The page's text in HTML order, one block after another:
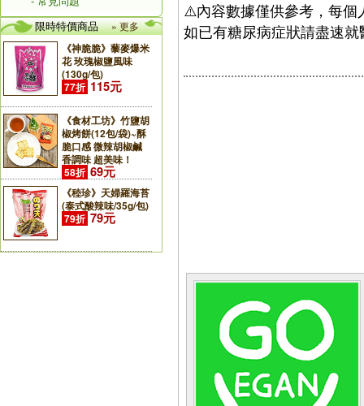
限時特價商品
» 更多
《神脆脆》藜麥爆米
花 玫瑰椒鹽風味
(130g/包)
77折 115元
《食材工坊》竹鹽胡
椒烤餅(12包/袋)~酥
脆口感 微辣胡椒鹹
香調味 超美味！
58折 69元
《稑珍》天婦羅海苔
(泰式酸辣味/35g/包)
79折 79元
⚠️內容數據僅供參考，每個
如已有糖尿病症狀請盡速